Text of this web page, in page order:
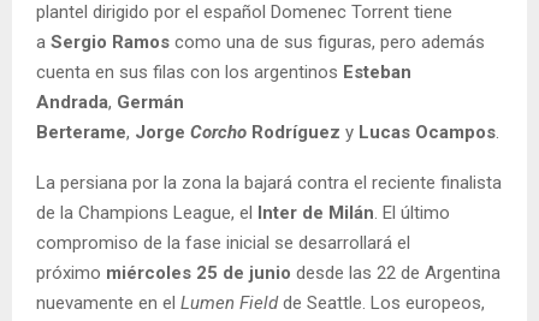
plantel dirigido por el español Domenec Torrent tiene
a Sergio Ramos como una de sus figuras, pero además
cuenta en sus filas con los argentinos Esteban
Andrada, Germán
Berterame, Jorge Corcho Rodríguez y Lucas Ocampos.
La persiana por la zona la bajará contra el reciente finalista
de la Champions League, el
Inter de Milán. El último
compromiso de la fase inicial se desarrollará el
próximo miércoles 25 de junio desde las 22 de Argentina
nuevamente en el Lumen Fieldde Seattle. Los europeos,